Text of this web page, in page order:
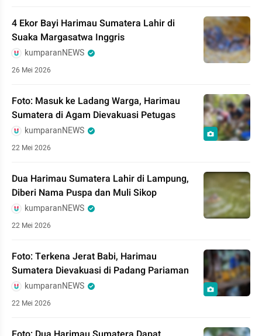
4 Ekor Bayi Harimau Sumatera Lahir di
Suaka Margasatwa Inggris
kumparanNEWS
26 Mei 2026
Foto: Masuk ke Ladang Warga, Harimau
Sumatera di Agam Dievakuasi Petugas
kumparanNEWS
22 Mei 2026
Dua Harimau Sumatera Lahir di Lampung,
Diberi Nama Puspa dan Muli Sikop
kumparanNEWS
22 Mei 2026
Foto: Terkena Jerat Babi, Harimau
Sumatera Dievakuasi di Padang Pariaman
kumparanNEWS
22 Mei 2026